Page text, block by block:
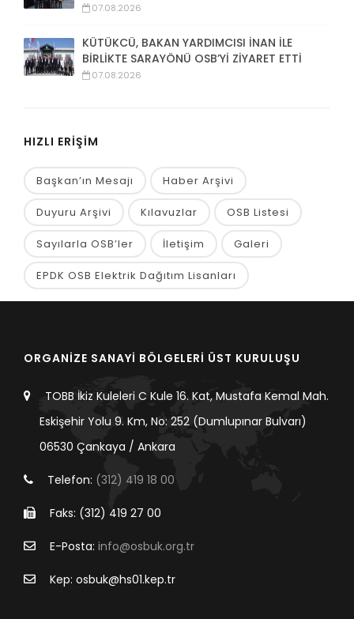
07.08.2026
KÜTÜKCÜ, BAKAN YARDIMCISI İNAN İLE
BİRLİKTE SARAYÖNÜ OSB’Yİ ZİYARET ETTİ
07.08.2026
HIZLI ERİŞİM
Başkan’ın Mesajı Haber Arşivi
Duyuru Arşivi Kılavuzlar OSB Listesi
Sayılarla OSB’ler İletişim Galeri
EPDK OSB Elektrik Dağıtım Lisanları
ORGANİZE SANAYİ BÖLGELERİ ÜST KURULUŞU
TOBB İkiz Kuleleri C Kule 16. Kat, Mustafa Kemal Mah.
Eskişehir Yolu 9. Km, No: 252 (Dumlupınar Bulvarı)
06530 Çankaya / Ankara
Telefon: (312) 419 18 00
Faks: (312) 419 27 00
E-Posta: info@osbuk.org.tr
Kep: osbuk@hs01.kep.tr